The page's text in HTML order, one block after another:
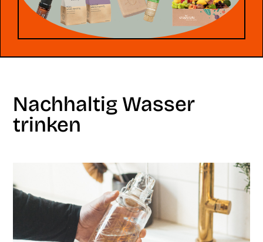
Nachhaltig Wasser
trinken